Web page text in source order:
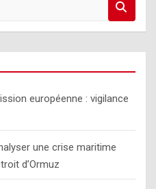
européenne : vigilance
une crise maritime
d’Ormuz